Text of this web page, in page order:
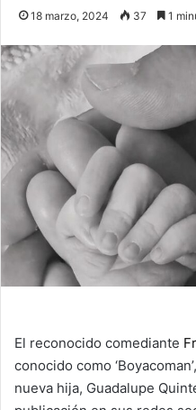
18 marzo, 2024 37 1
El reconocido comediante
conocido como
nueva hija, Guadalupe